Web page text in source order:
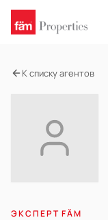
К списку агентов
ЭКСПЕРТ FÄM